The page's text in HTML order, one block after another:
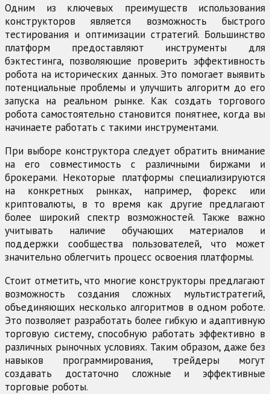
Одним из ключевых преимуществ использования
конструкторов является возможность быстрого
тестирования и оптимизации стратегий. Большинство
платформ предоставляют инструменты для
бэктестинга, позволяющие проверить эффективность
робота на исторических данных. Это помогает выявить
потенциальные проблемы и улучшить алгоритм до его
запуска на реальном рынке. Как создать торгового
робота самостоятельно становится понятнее, когда вы
начинаете работать с такими инструментами.
При выборе конструктора следует обратить внимание
на его совместимость с различными биржами и
брокерами. Некоторые платформы специализируются
на конкретных рынках, например, форекс или
криптовалюты, в то время как другие предлагают
более широкий спектр возможностей. Также важно
учитывать наличие обучающих материалов и
поддержки сообщества пользователей, что может
значительно облегчить процесс освоения платформы.
Стоит отметить, что многие конструкторы предлагают
возможность создания сложных мультистратегий,
объединяющих несколько алгоритмов в одном роботе.
Это позволяет разработать более гибкую и адаптивную
торговую систему, способную работать эффективно в
различных рыночных условиях. Таким образом, даже без
навыков программирования, трейдеры могут
создавать достаточно сложные и эффективные
торговые роботы.